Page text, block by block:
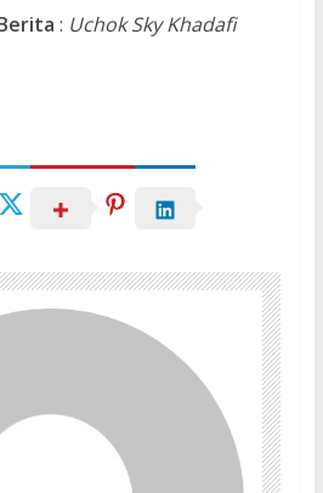
: Uchok Sky Khadafi